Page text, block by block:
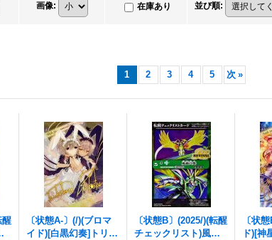
画像: 在庫あり 並び順:
1 2 3 4 5 次 »
醒
〔状態A-〕(/)(ブロマ
イド)[白黒幻奏]トリッ
〔状態B〕(2025/)(転醒
チェックリスト)風蟲
〔状
ド)[神